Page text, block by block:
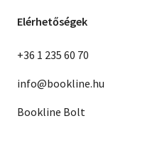
Elérhetőségek
+36 1 235 60 70
info@bookline.hu
Bookline Bolt